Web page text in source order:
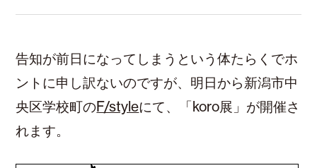
告知が前日になってしまうという体たらくでホ
ントに申し訳ないのですが、明日から新潟市中
央区学校町のF/styleにて、「koro展」が開催さ
れます。